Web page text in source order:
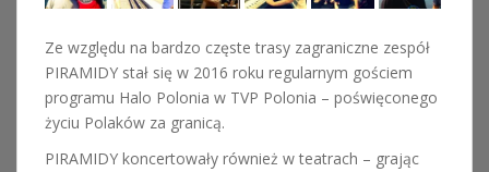
Ze względu na bardzo częste trasy zagraniczne zespół
PIRAMIDY stał się w 2016 roku regularnym gościem
programu Halo Polonia w TVP Polonia – poświęconego
życiu Polaków za granicą.
PIRAMIDY koncertowały również w teatrach – grając